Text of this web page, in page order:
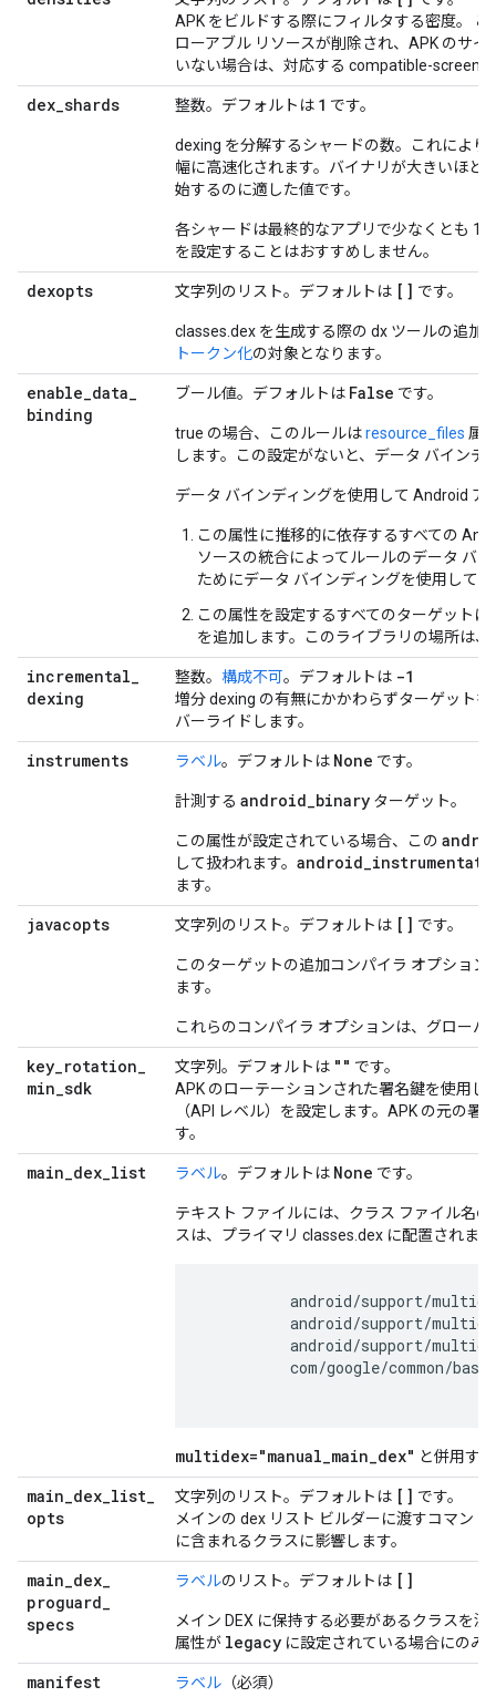
APK をビルドする際にフィルタする密度。
ローアブル リソースが削除され、APK のサ
いない場合は、対応する compatible-screens
dex_shards 整数。デフォルトは 1 です。
dexing を分解するシャードの数。これによ
幅に高速化されます。バイナリが大きいほど
始するのに適した値です。
各シャードは最終的なアプリで少なくとも 1
を設定することはおすすめしません。
dexopts 文字列のリスト。デフォルトは [] です。
classes.dex を生成する際の dx ツールの追加
トークン化の対象となります。
enable_data_
binding
ブール値。デフォルトは False です。
true の場合、このルールはresource_files 属
します。この設定がないと、データ バイン
データ バインディングを使用して Android
この属性に推移的に依存するすべての
ソースの統合によってルールのデータ バ
ためにデータ バインディングを使用して
この属性を設定するすべてのターゲット
を追加します。このライブラリの場所は
incremental_
dexing
整数。 構成不可。デフォルトは -1
増分 dexing の有無にかかわらずターゲット
バーライドします。
instruments ラベル。デフォルトは None です。
計測する android_binary ターゲット。
この属性が設定されている場合、この
して扱われます。
ます。
javacopts 文字列のリスト。デフォルトは [] です。
このターゲットの追加コンパイラ オプション
ます。
これらのコンパイラ オプションは、グロー
key_rotation_
min_sdk
文字列。デフォルトは "" です。
APK のローテーションされた署名鍵を使用
（API レベル）を設定します。APK の元の
す。
main_dex_list ラベル。デフォルトは None です。
テキスト ファイルには、クラス ファイル名
スは、プライマリ classes.dex に配置されま
android/support/
android/support/
android/support/
com/google/common/
multidex="manual_main_dex" と併用す
main_dex_list_
opts
文字列のリスト。デフォルトは [] です。
メインの dex リスト ビルダーに渡すコマン
に含まれるクラスに影響します。
main_dex_
proguard_
specs
ラベルのリスト。デフォルトは []
メイン DEX に保持する必要があるクラスを
属性が legacy に設定されている場合にのみ
manifest ラベル （必須）